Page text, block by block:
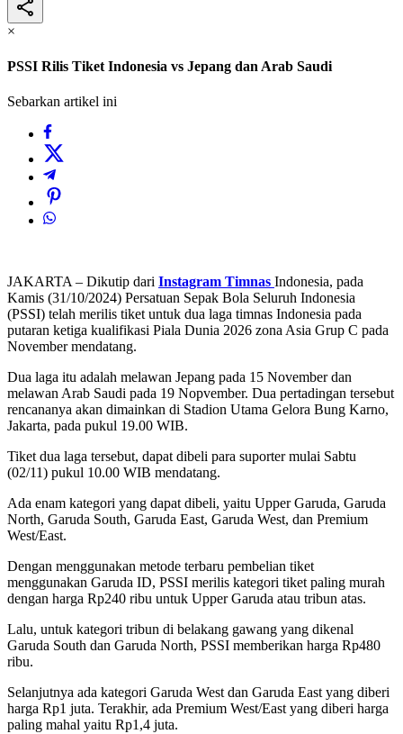
×
PSSI Rilis Tiket Indonesia vs Jepang dan Arab Saudi
Sebarkan artikel ini
JAKARTA – Dikutip dari Instagram Timnas Indonesia, pada
Kamis (31/10/2024) Persatuan Sepak Bola Seluruh Indonesia
(PSSI) telah merilis tiket untuk dua laga timnas Indonesia pada
putaran ketiga kualifikasi Piala Dunia 2026 zona Asia Grup C pada
November mendatang.
Dua laga itu adalah melawan Jepang pada 15 November dan
melawan Arab Saudi pada 19 Nopvember. Dua pertadingan tersebut
rencananya akan dimainkan di Stadion Utama Gelora Bung Karno,
Jakarta, pada pukul 19.00 WIB.
Tiket dua laga tersebut, dapat dibeli para suporter mulai Sabtu
(02/11) pukul 10.00 WIB mendatang.
Ada enam kategori yang dapat dibeli, yaitu Upper Garuda, Garuda
North, Garuda South, Garuda East, Garuda West, dan Premium
West/East.
Dengan menggunakan metode terbaru pembelian tiket
menggunakan Garuda ID, PSSI merilis kategori tiket paling murah
dengan harga Rp240 ribu untuk Upper Garuda atau tribun atas.
Lalu, untuk kategori tribun di belakang gawang yang dikenal
Garuda South dan Garuda North, PSSI memberikan harga Rp480
ribu.
Selanjutnya ada kategori Garuda West dan Garuda East yang diberi
harga Rp1 juta. Terakhir, ada Premium West/East yang diberi harga
paling mahal yaitu Rp1,4 juta.